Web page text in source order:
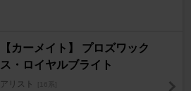
【カーメイト】 プロズワック
ス・ロイヤルブライト
アリスト [16系]